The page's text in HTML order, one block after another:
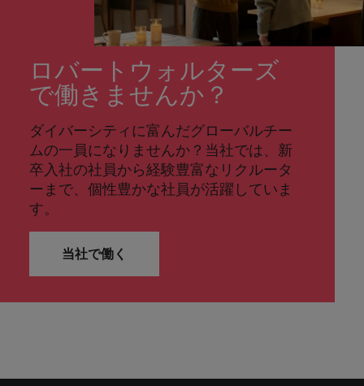
ロバートウォルターズ
で働きませんか？
ダイバーシティに富んだグローバルチー
ムの一員になりませんか？当社では、新
卒入社の社員から経験豊富なリクルータ
ーまで、個性豊かな社員が活躍していま
す。
当社で働く